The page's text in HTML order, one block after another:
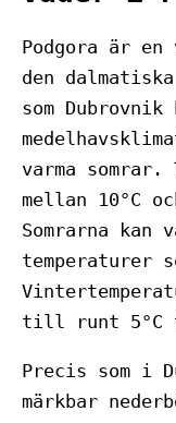
Podgora är
den
som
varma
mellan 10°C
Somrarna kan
temperaturer
till runt 5°C
Precis som i
märkbar